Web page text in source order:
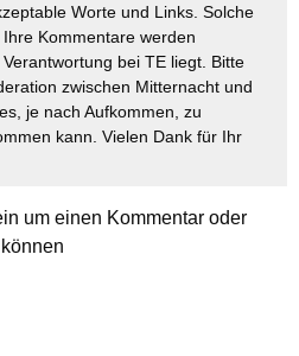
Worte und Links. Solche
Kommentare werden
bei TE liegt. Bitte
zwischen Mitternacht und
je nach Aufkommen, zu
kann. Vielen Dank für Ihr
um einen Kommentar oder